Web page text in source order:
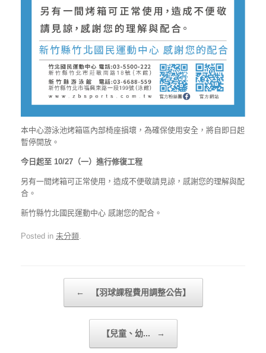
本中心游泳池烤箱區內部椅座損壞，為確保使用安全，將自即日起
暫停開放。
今日起至 10/27（一）進行修復工程
另有一間烤箱可正常使用，造成不便敬請見諒，感謝您的理解與配
合。
新竹縣竹北國民運動中心 感謝您的配合。
Posted in 未分類.
← 【羽球課程費用調整公告】
【兒童、幼... →